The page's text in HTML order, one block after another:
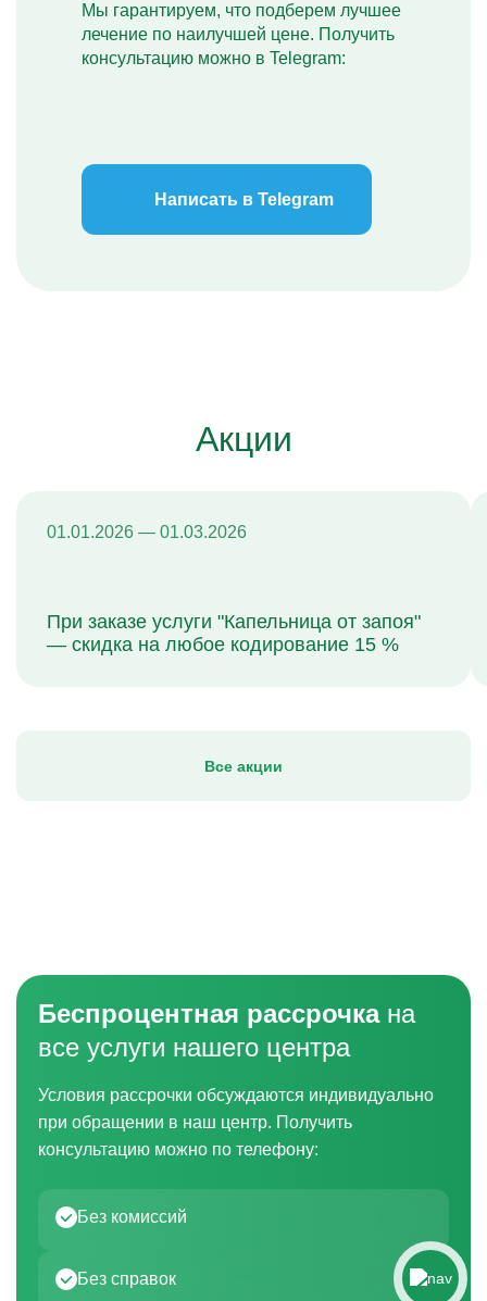
Мы гарантируем, что подберем лучшее
лечение по наилучшей цене. Получить
консультацию можно в Telegram:
Написать в Telegram
Акции
01.01.2026 — 01.03.2026
При заказе услуги "Капельница от запоя"
— скидка на любое кодирование 15 %
Все акции
Беспроцентная рассрочкана
все услуги нашего центра
Условия рассрочки обсуждаются индивидуально
при обращении в наш центр. Получить
консультацию можно по телефону:
Без комиссий
Без справок